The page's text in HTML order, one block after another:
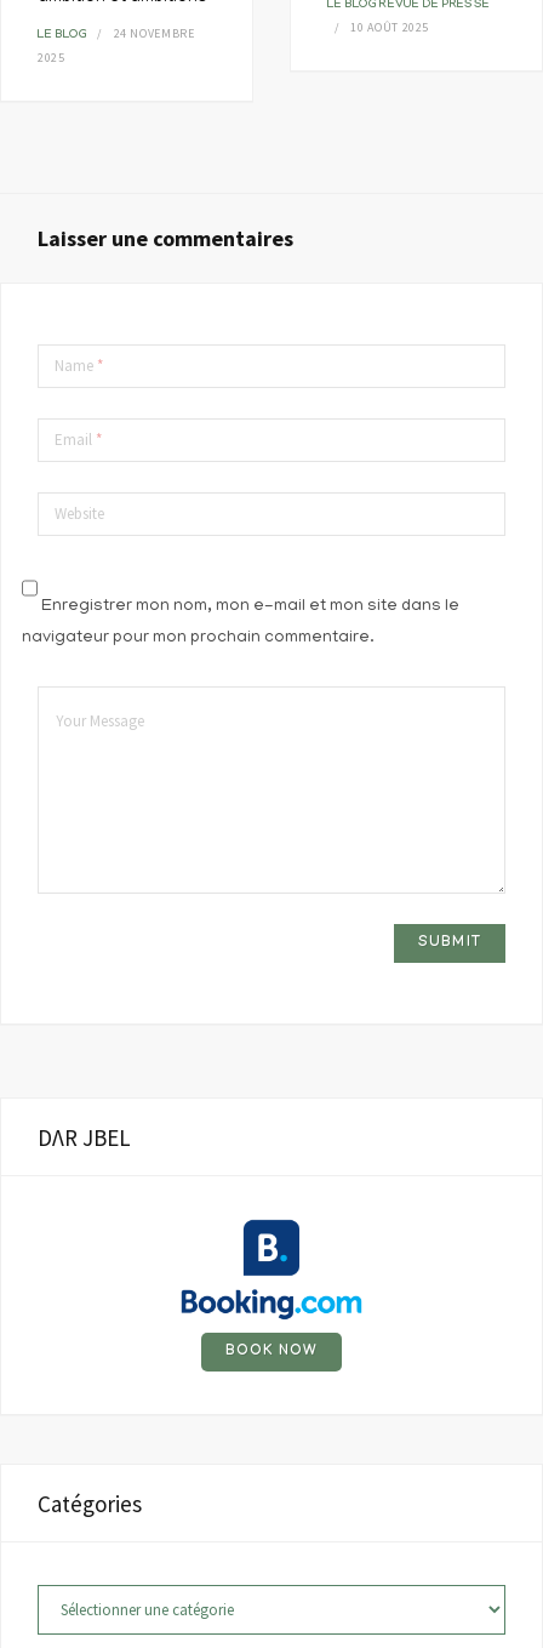
LE BLOG
24 NOVEMBRE
2025
LE BLOG REVUE DE PRESSE
10 AOÛT 2025
Laisser une commentaires
Name *
Email *
Website
Enregistrer mon nom, mon e-mail et mon site dans le
navigateur pour mon prochain commentaire.
DΛR JBEL
BOOK NOW
Catégories
Catégories